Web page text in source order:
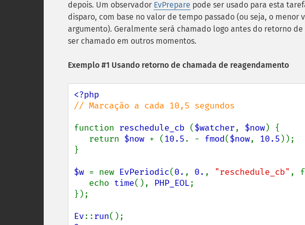
depois. Um observador EvPrepare pode ser usado para esta
disparo, com base no valor de tempo passado (ou seja, o
argumento). Geralmente será chamado logo antes do retorno
ser chamado em outros momentos.
Exemplo #1 Usando retorno de chamada de reagendamento
// Marcação a cada 10,5 segundos
function reschedule_cb ($watcher, $now) {
   return
$now + (10.5. - fmod($now, 10.5 ));
}
$w = new EvPeriodic(0. , 0. , "reschedule_cb" ,
   echo
time(), PHP_EOL;
});
Ev::run